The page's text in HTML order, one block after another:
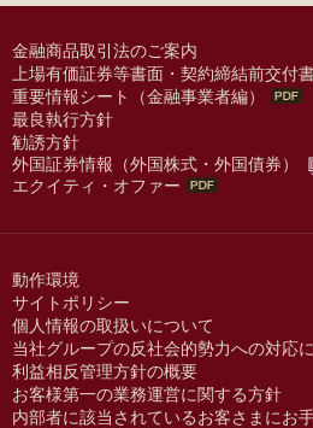
金融商品取引法のご案内
上場有価証券等書面・契約締結前交付
重要情報シート（金融事業者編）
最良執行方針
勧誘方針
外国証券情報（外国株式・外国債券）
エクイティ・オファー
動作環境
サイトポリシー
個人情報の取扱いについて
当社グループの反社会的勢力への対応
利益相反管理方針の概要
お客様第一の業務運営に関する方針
内部者に該当されているお客さまにお